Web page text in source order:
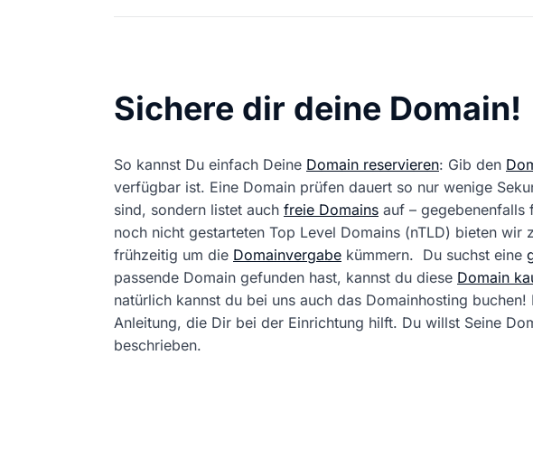
Sichere dir deine Domain!
So kannst Du einfach Deine Domain reservieren: Gib den
verfügbar ist. Eine Domain prüfen dauert so nur wenige
sind, sondern listet auch freie Domains auf – gegebenenfalls
noch nicht gestarteten Top Level Domains (nTLD) bieten wir
frühzeitig um die Domainvergabe kümmern. Du suchst eine
passende Domain gefunden hast, kannst du diese Domain
natürlich kannst du bei uns auch das Domainhosting
Anleitung, die Dir bei der Einrichtung hilft. Du willst Seine
beschrieben.